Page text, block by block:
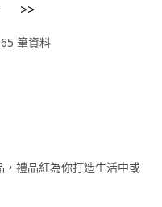
>>
筆資料
禮品紅為你打造生活中或